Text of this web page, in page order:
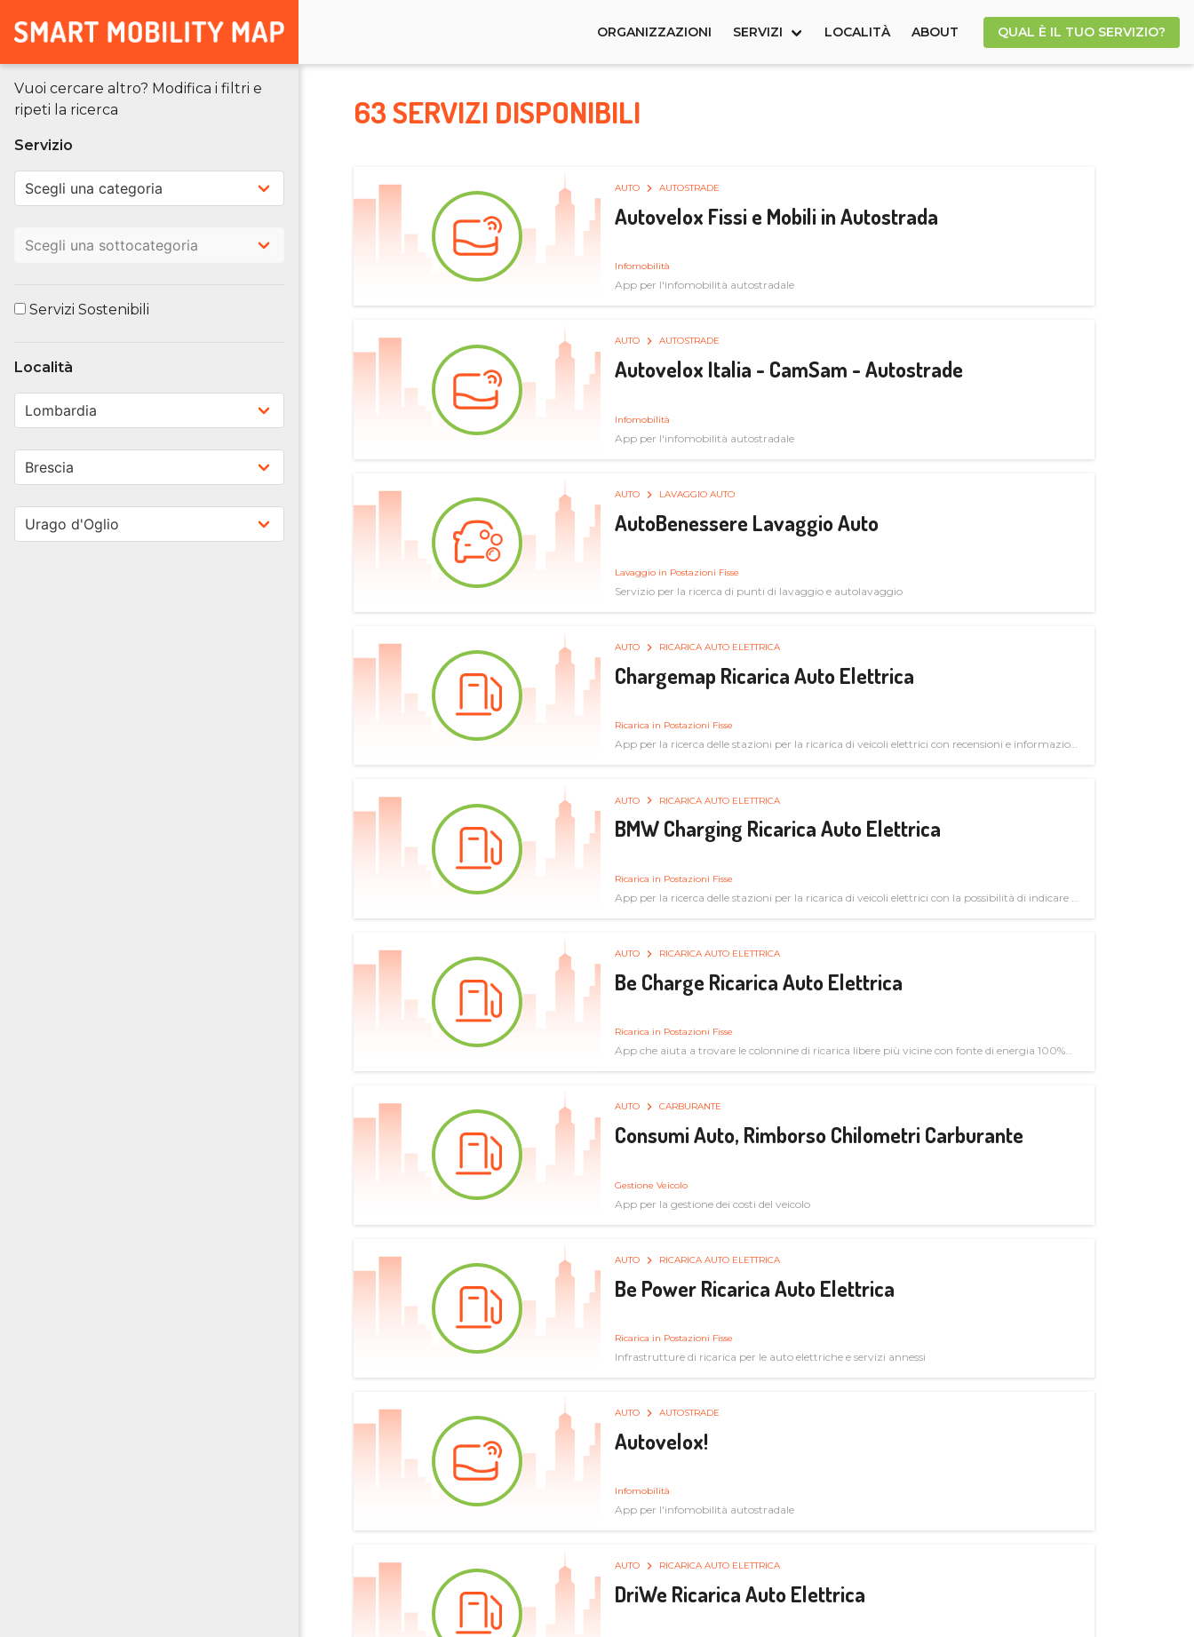
ORGANIZZAZIONI SERVIZI LOCALITÀ ABOUT QUAL È IL TUO SERVIZIO?
Vuoi cercare altro? Modifica i filtri e
ripeti la ricerca
Servizio
Servizi Sostenibili
Località
63 SERVIZI DISPONIBILI
AUTO AUTOSTRADE
Autovelox Fissi e Mobili in Autostrada
Infomobilità
App per l'infomobilità autostradale
AUTO AUTOSTRADE
Autovelox Italia - CamSam - Autostrade
Infomobilità
App per l'infomobilità autostradale
AUTO LAVAGGIO AUTO
AutoBenessere Lavaggio Auto
Lavaggio in Postazioni Fisse
Servizio per la ricerca di punti di lavaggio e autolavaggio
AUTO RICARICA AUTO ELETTRICA
Chargemap Ricarica Auto Elettrica
Ricarica in Postazioni Fisse
App per la ricerca delle stazioni per la ricarica di veicoli elettrici con recensioni e informazioni
AUTO RICARICA AUTO ELETTRICA
BMW Charging Ricarica Auto Elettrica
Ricarica in Postazioni Fisse
App per la ricerca delle stazioni per la ricarica di veicoli elettrici con la possibilità di indicare le
AUTO RICARICA AUTO ELETTRICA
Be Charge Ricarica Auto Elettrica
Ricarica in Postazioni Fisse
App che aiuta a trovare le colonnine di ricarica libere più vicine con fonte di energia 100%
AUTO CARBURANTE
Consumi Auto, Rimborso Chilometri Carburante
Gestione Veicolo
App per la gestione dei costi del veicolo
AUTO RICARICA AUTO ELETTRICA
Be Power Ricarica Auto Elettrica
Ricarica in Postazioni Fisse
Infrastrutture di ricarica per le auto elettriche e servizi annessi
AUTO AUTOSTRADE
Autovelox!
Infomobilità
App per l'infomobilità autostradale
AUTO RICARICA AUTO ELETTRICA
DriWe Ricarica Auto Elettrica